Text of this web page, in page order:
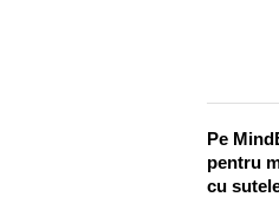
Pe
pentru
cu